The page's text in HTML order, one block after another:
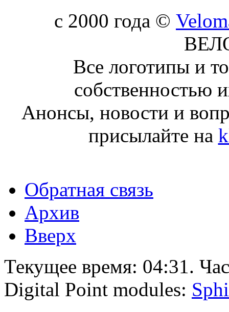
c 2000 года ©
Все логотипы и
собственностью
Анонсы, новости и
присылайте на
Обратная связь
Архив
Вверх
Текущее время: 04:31.
Digital Point modules: